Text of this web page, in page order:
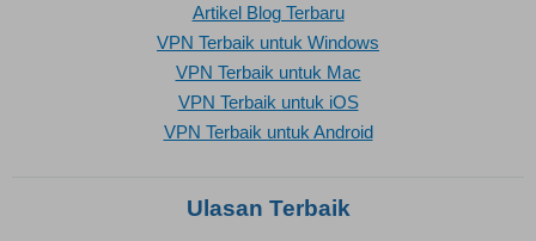
Artikel Blog Terbaru
VPN Terbaik untuk Windows
VPN Terbaik untuk Mac
VPN Terbaik untuk iOS
VPN Terbaik untuk Android
Ulasan Terbaik